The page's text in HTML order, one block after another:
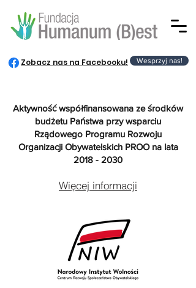
Zobacz nas na Facebooku! Wesprzyj nas!
Aktywność współfinansowana ze środków
budżetu Państwa przy wsparciu
Rządowego Programu Rozwoju
Organizacji Obywatelskich PROO na lata
2018 - 2030
Więcej informacji